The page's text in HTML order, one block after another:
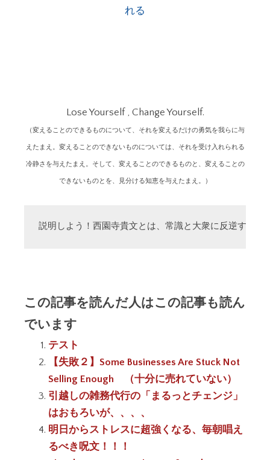
れる
Lose Yourself , Change Yourself.
（変えることのできるものについて、それを変えるだけの勇気を我らに与
えたまえ。変えることのできないものについては、それを受け入れられる
冷静さを与えたまえ。そして、変えることのできるものと、変えることの
できないものとを、見分ける知恵を与えたまえ。）
説明しよう！西園寺貴文とは、常識と大衆に反逆する
この記事を読んだ人はこの記事も読ん
でいます
テスト
【失敗２】Some Businesses Are Stuck Not
Selling Enough （十分に売れていない）
引越しの雑務代行の「まるっとチェンジ」
はおもろいが、、、、
明日からストレスに超強くなる、毎朝唱え
るべき呪文！！！